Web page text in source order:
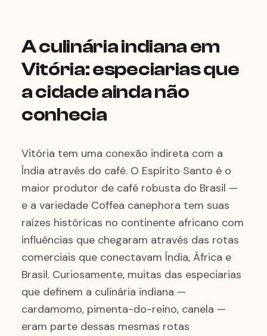
A culinária indiana em
Vitória: especiarias que
a cidade ainda não
conhecia
Vitória tem uma conexão indireta com a
Índia através do café. O Espírito Santo é o
maior produtor de café robusta do Brasil —
e a variedade Coffea canephora tem suas
raízes históricas no continente africano com
influências que chegaram através das rotas
comerciais que conectavam Índia, África e
Brasil. Curiosamente, muitas das especiarias
que definem a culinária indiana —
cardamomo, pimenta-do-reino, canela —
eram parte dessas mesmas rotas